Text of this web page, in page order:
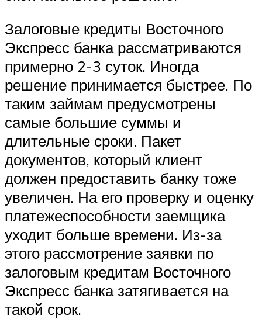
Залоговые кредиты Восточного
Экспресс банка рассматриваются
примерно 2-3 суток. Иногда
решение принимается быстрее. По
таким займам предусмотрены
самые большие суммы и
длительные сроки. Пакет
документов, который клиент
должен предоставить банку тоже
увеличен. На его проверку и оценку
платежеспособности заемщика
уходит больше времени. Из-за
этого рассмотрение заявки по
залоговым кредитам Восточного
Экспресс банка затягивается на
такой срок.